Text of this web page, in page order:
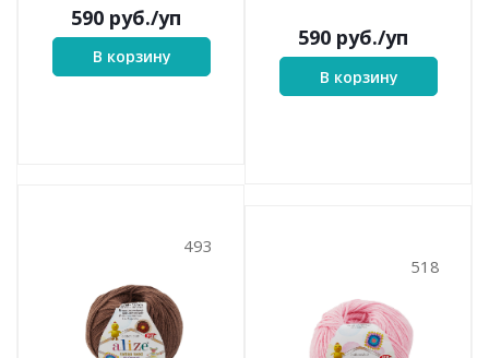
590 руб./уп
В корзину
590 руб./уп
В корзину
493
518